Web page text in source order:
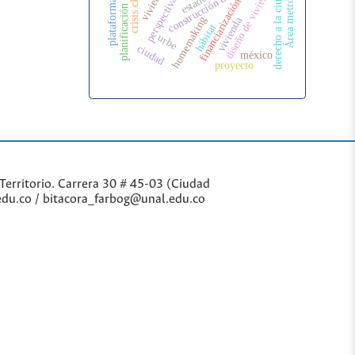
diseño de vivienda
homemaking
urbe
proyecto derecho a la ciudad
financiarizaciónméxico
vivienda
hábitat
ciudad
Carrera 30 # 45-03 (Ciudad
/ bitacora_farbog@unal.edu.co